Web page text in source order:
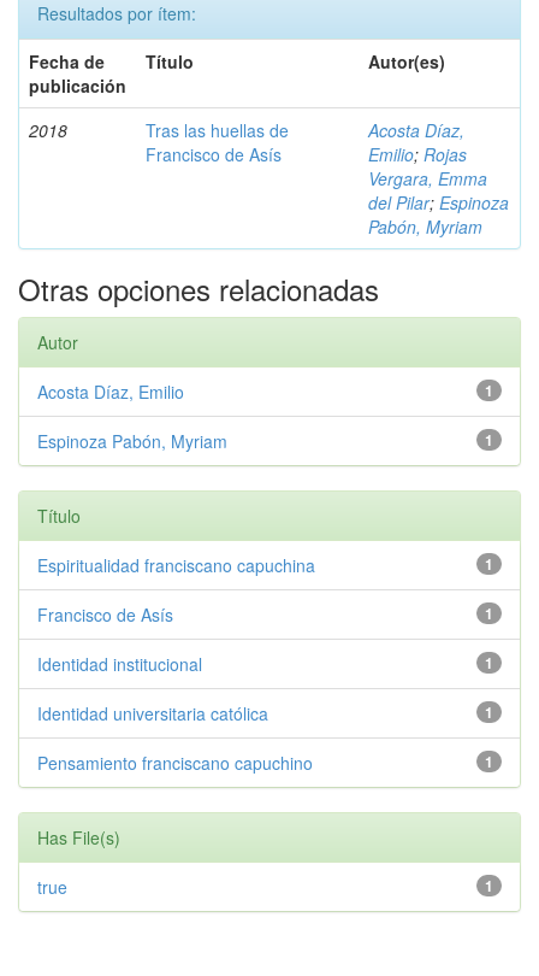
Resultados por ítem:
Fecha de
publicación
Título Autor(es)
2018
Tras las huellas de
Francisco de Asís
Acosta Díaz,
Emilio; Rojas
Vergara, Emma
del Pilar; Espinoza
Pabón, Myriam
Otras opciones relacionadas
Autor
1
Acosta Díaz, Emilio
1
Espinoza Pabón, Myriam
Título
1
Espiritualidad franciscano capuchina
1
Francisco de Asís
1
Identidad institucional
1
Identidad universitaria católica
1
Pensamiento franciscano capuchino
Has File(s)
1
true